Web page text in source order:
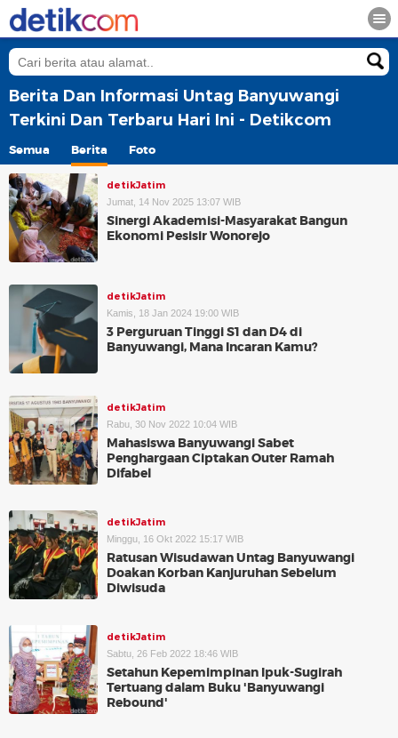
Berita Dan Informasi Untag Banyuwangi
Terkini Dan Terbaru Hari Ini - Detikcom
Semua Berita Foto
detikJatim
Jumat, 14 Nov 2025 13:07 WIB
Sinergi Akademisi-Masyarakat Bangun
Ekonomi Pesisir Wonorejo
detikJatim
Kamis, 18 Jan 2024 19:00 WIB
3 Perguruan Tinggi S1 dan D4 di
Banyuwangi, Mana Incaran Kamu?
detikJatim
Rabu, 30 Nov 2022 10:04 WIB
Mahasiswa Banyuwangi Sabet
Penghargaan Ciptakan Outer Ramah
Difabel
detikJatim
Minggu, 16 Okt 2022 15:17 WIB
Ratusan Wisudawan Untag Banyuwangi
Doakan Korban Kanjuruhan Sebelum
Diwisuda
detikJatim
Sabtu, 26 Feb 2022 18:46 WIB
Setahun Kepemimpinan Ipuk-Sugirah
Tertuang dalam Buku 'Banyuwangi
Rebound'